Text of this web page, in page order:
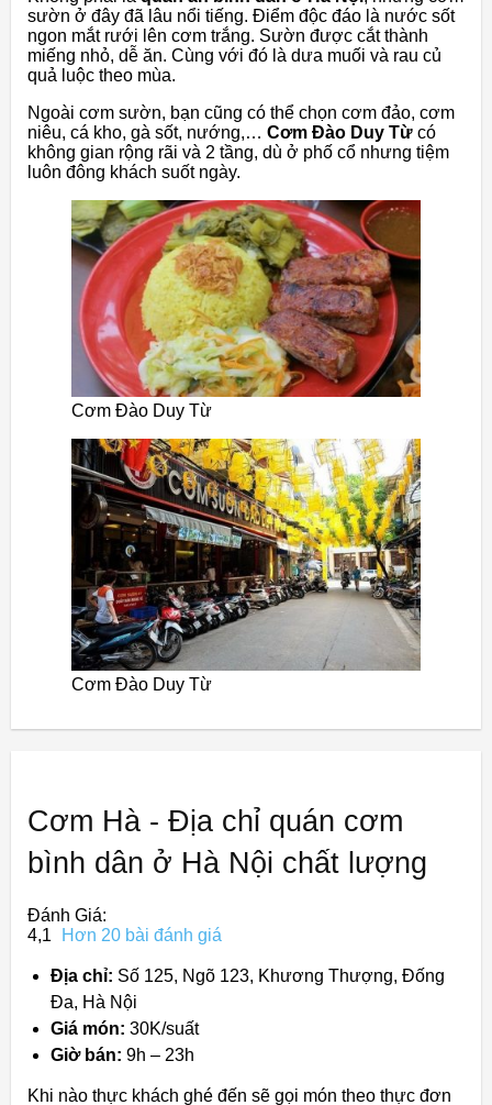
sườn ở đây đã lâu nổi tiếng. Điểm độc đáo là nước sốt
ngon mắt rưới lên cơm trắng. Sườn được cắt thành
miếng nhỏ, dễ ăn. Cùng với đó là dưa muối và rau củ
quả luộc theo mùa.
Ngoài cơm sườn, bạn cũng có thể chọn cơm đảo, cơm
niêu, cá kho, gà sốt, nướng,… Cơm Đào Duy Từ có
không gian rộng rãi và 2 tầng, dù ở phố cổ nhưng tiệm
luôn đông khách suốt ngày.
Cơm Đào Duy Từ
Cơm Đào Duy Từ
Cơm Hà - Địa chỉ quán cơm
bình dân ở Hà Nội chất lượng
Đánh Giá:
4,1
Hơn 20 bài đánh giá
Địa chỉ: Số 125, Ngõ 123, Khương Thượng, Đống
Đa, Hà Nội
Giá món: 30K/suất
Giờ bán: 9h – 23h
Khi nào thực khách ghé đến sẽ gọi món theo thực đơn